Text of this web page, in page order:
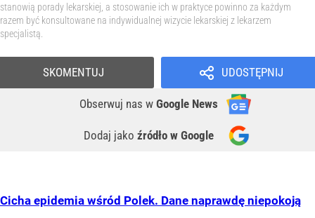
stanowią porady lekarskiej, a stosowanie ich w praktyce powinno za każdym
razem być konsultowane na indywidualnej wizycie lekarskiej z lekarzem
specjalistą.
UDOSTĘPNIJ
Obserwuj nas w Google News
Dodaj jako źródło w Google
SKOMENTUJ
Cicha epidemia wśród Polek. Dane naprawdę niepokoją